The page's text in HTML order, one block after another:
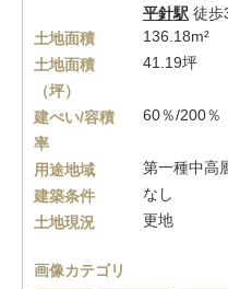
平針駅 徒歩
土地面積
136.18m²
土地面積
（坪）
41.19坪
建ぺい/容積
率
60％/200％
用途地域
第一種中高
建築条件
なし
土地現況
更地
画像カテゴリ